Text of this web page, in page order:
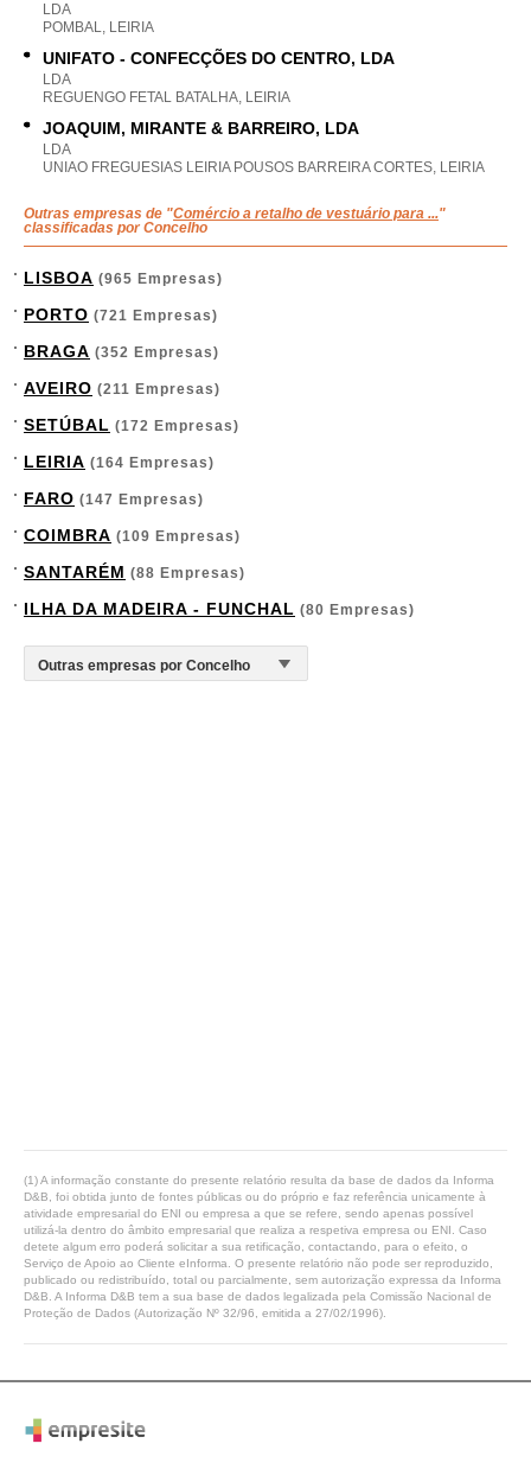
LDA
POMBAL, LEIRIA
UNIFATO - CONFECÇÕES DO CENTRO, LDA
LDA
REGUENGO FETAL BATALHA, LEIRIA
JOAQUIM, MIRANTE & BARREIRO, LDA
LDA
UNIAO FREGUESIAS LEIRIA POUSOS BARREIRA CORTES, LEIRIA
Outras empresas de "Comércio a retalho de vestuário para ..."
classificadas por Concelho
LISBOA (965 Empresas)
PORTO (721 Empresas)
BRAGA (352 Empresas)
AVEIRO (211 Empresas)
SETÚBAL (172 Empresas)
LEIRIA (164 Empresas)
FARO (147 Empresas)
COIMBRA (109 Empresas)
SANTARÉM (88 Empresas)
ILHA DA MADEIRA - FUNCHAL (80 Empresas)
(1) A informação constante do presente relatório resulta da base de dados da Informa
D&B, foi obtida junto de fontes públicas ou do próprio e faz referência unicamente à
atividade empresarial do ENI ou empresa a que se refere, sendo apenas possível
utilizá-la dentro do âmbito empresarial que realiza a respetiva empresa ou ENI. Caso
detete algum erro poderá solicitar a sua retificação, contactando, para o efeito, o
Serviço de Apoio ao Cliente eInforma. O presente relatório não pode ser reproduzido,
publicado ou redistribuído, total ou parcialmente, sem autorização expressa da Informa
D&B. A Informa D&B tem a sua base de dados legalizada pela Comissão Nacional de
Proteção de Dados (Autorização Nº 32/96, emitida a 27/02/1996).